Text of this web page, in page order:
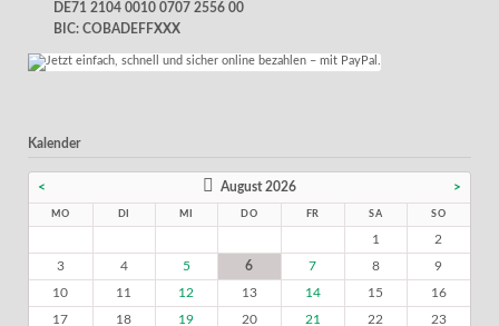
DE71 2104 0010 0707 2556 00
BIC: COBADEFFXXX
Kalender
< August 2026 >
MO DI MI DO FR SA SO
1
2
3
4 5 6 7 8
9
10
11 12 13 14 15
16
17
18 19 20 21 22 23